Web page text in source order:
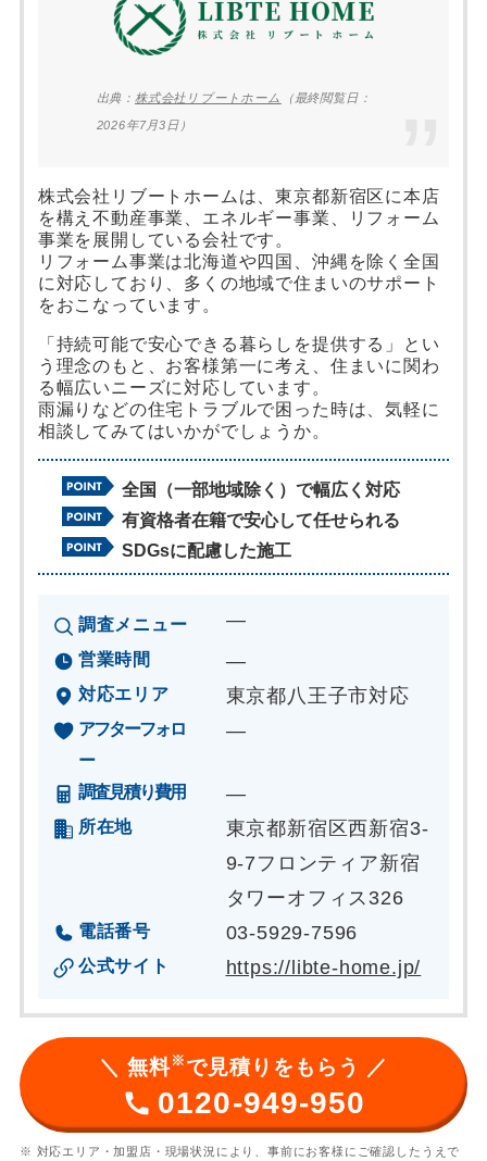
出典： 株式会社リブートホーム （最終閲覧日：
2026年7月3日）
株式会社リブートホームは、東京都新宿区に本店
を構え不動産事業、エネルギー事業、リフォーム
事業を展開している会社です。
リフォーム事業は北海道や四国、沖縄を除く全国
に対応しており、多くの地域で住まいのサポート
をおこなっています。
「持続可能で安心できる暮らしを提供する」とい
う理念のもと、お客様第一に考え、住まいに関わ
る幅広いニーズに対応しています。
雨漏りなどの住宅トラブルで困った時は、気軽に
相談してみてはいかがでしょうか。
全国（一部地域除く）で幅広く対応
有資格者在籍で安心して任せられる
SDGsに配慮した施工
調査メニュー ―
営業時間 ―
対応エリア 東京都八王子市対応
アフターフォロ
ー
―
調査見積り費用 ―
所在地
東京都新宿区西新宿3-
9-7フロンティア新宿
タワーオフィス326
電話番号 03-5929-7596
公式サイト https://libte-home.jp/
＼ 無料※で見積りをもらう ／
0120-949-950
※ 対応エリア・加盟店・現場状況により、事前にお客様にご確認したうえで